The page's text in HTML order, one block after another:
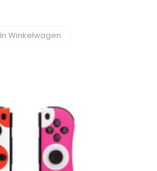
In Winkelwagen